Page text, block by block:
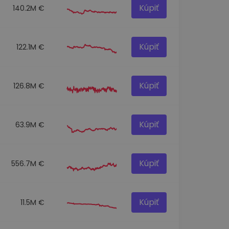
140.2M € Kúpiť
122.1M € Kúpiť
126.8M € Kúpiť
63.9M € Kúpiť
556.7M € Kúpiť
11.5M € Kúpiť